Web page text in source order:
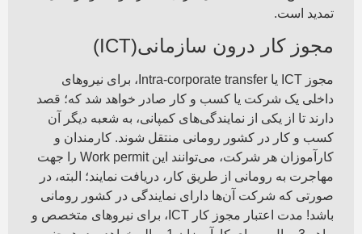
تمدید است.
مجوز کار درون سازمانی(ICT)
مجوز ICT یا Intra-corporate transfer، برای نیروهای
داخلی یک شرکت یا کسب و کار صادر خواهد شد که؛ قصد
دارند تا از یکی از نمایندگی‌های کمپانی، به شعبه دیگر آن
کسب و کار در کشور رومانی منتقل شوند. کارمندان و
کارآموزان هر شرکت، می‌توانند این Work permit را جهت
مهاجرت به رومانی از طریق کار، دریافت نمایند؛ البته، در
صورتی که شرکت آن‌ها دارای نمایندگی در کشور رومانی
باشد! مدت اعتبار مجوز کار ICT، برای نیروهای متخصص و